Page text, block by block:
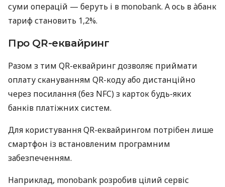
суми операцій — беруть і в monobank. А ось в àбанк
тариф становить 1,2%.
Про QR-еквайринг
Разом з тим QR-еквайринг дозволяє приймати
оплату скануванням QR-коду або дистанційно
через посилання (без NFC) з карток будь-яких
банків платіжних систем.
Для користування QR-еквайрингом потрібен лише
смартфон із встановленим програмним
забезпеченням.
Наприклад, monobank розробив цілий сервіс